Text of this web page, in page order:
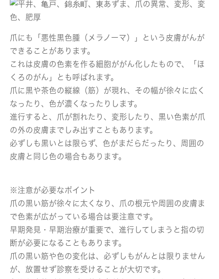
爪にも「悪性黒色腫（メラノーマ）」という皮膚がんが
できることがあります。
これは皮膚の色素を作る細胞ががん化したもので、「ほ
くろのがん」とも呼ばれます。
爪に黒や茶色の縦線（筋）が現れ、その幅が徐々に広く
なったり、色が濃くなったりします。
進行すると、爪が割れたり、変形したり、黒い色素が爪
の外の皮膚までしみ出すこともあります。
必ずしも黒いとは限らず、色がまだらだったり、周囲の
皮膚と同じ色の場合もあります。
※注意が必要なポイント
爪の黒い筋が徐々に太くなり、爪の根元や周囲の皮膚ま
で色素が広がっている場合は要注意です。
早期発見・早期治療が重要で、進行してしまうと指の切
断が必要になることもあります。
爪の黒い筋や色の変化は、必ずしもがんとは限りません
が、放置せず診察を受けることが大切です。